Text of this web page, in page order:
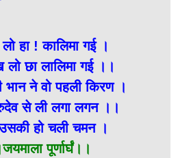
हा ! कालिमा गई ।
छा लालिमा गई ।।
भान ने वो पहली किरण ।
से ली लगा लगन ।।
उसकी हो चली चमन ।
पूर्णार्घं।।